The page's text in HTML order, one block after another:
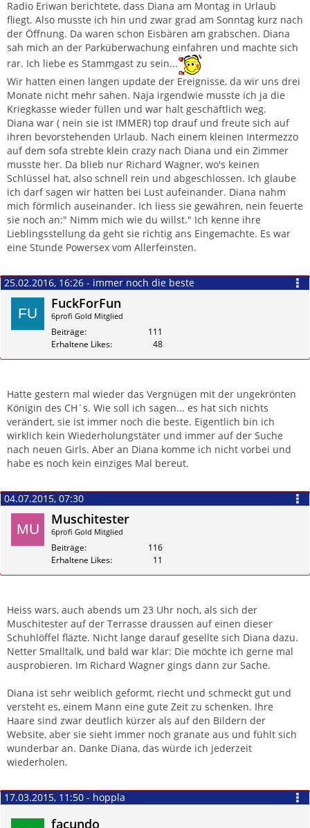
Radio Eriwan berichtete, dass Diana am Montag in Urlaub
fliegt. Also musste ich hin und zwar grad am Sonntag kurz nach
der Öffnung. Da waren schon Eisbären am grabschen. Diana
sah mich an der Parküberwachung einfahren und machte sich
rar. Ich liebe es Stammgast zu sein...
Wir hatten einen langen update der Ereignisse, da wir uns drei
Monate nicht mehr sahen. Naja irgendwie musste ich ja die
Kriegkasse wieder füllen und war halt geschäftlich weg.
Diana war ( nein sie ist IMMER) top drauf und freute sich auf
ihren bevorstehenden Urlaub. Nach einem kleinen Intermezzo
auf dem sofa strebte klein crazy nach Diana und ein Zimmer
musste her. Da blieb nur Richard Wagner, wo's keinen
Schlüssel hat, also schnell rein und abgeschlossen. Ich glaube
ich darf sagen wir hatten bei Lust aufeinander. Diana nahm
mich förmlich auseinander. Ich liess sie gewähren, nein feuerte
sie noch an:" Nimm mich wie du willst." Ich kenne ihre
Lieblingsstellung da geht sie richtig ans Eingemachte. Es war
eine Stunde Powersex vom Allerfeinsten.
25.02.2016, 16:26 - immer noch die beste
FuckForFun
6profi Gold Mitglied
Beiträge
111
Erhaltene Likes
48
Hatte gestern mal wieder das Vergnügen mit der ungekrönten
Königin des CH´s. Wie soll ich sagen... es hat sich nichts
verändert, sie ist immer noch die beste. Eigentlich bin ich
wirklich kein Wiederholungstäter und immer auf der Suche
nach neuen Girls. Aber an Diana komme ich nicht vorbei und
habe es noch kein einziges Mal bereut.
Zitieren
04.07.2015, 07:30
Muschitester
6profi Gold Mitglied
Beiträge
116
Erhaltene Likes
11
Heiss wars, auch abends um 23 Uhr noch, als sich der
Muschitester auf der Terrasse draussen auf einen dieser
Schuhlöffel fläzte. Nicht lange darauf gesellte sich Diana dazu.
Netter Smalltalk, und bald war klar: Die möchte ich gerne mal
ausprobieren. Im Richard Wagner gings dann zur Sache.
Diana ist sehr weiblich geformt, riecht und schmeckt gut und
versteht es, einem Mann eine gute Zeit zu schenken. Ihre
Haare sind zwar deutlich kürzer als auf den Bildern der
Website, aber sie sieht immer noch granate aus und fühlt sich
wunderbar an. Danke Diana, das würde ich jederzeit
wiederholen.
17.03.2015, 11:50 - hoppla
facundo